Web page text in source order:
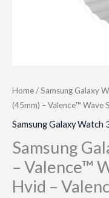
Home/Samsung Galaxy
(45mm) – Valence™ Wave
Samsung Galaxy Watch
Samsung
– Valence™
Hvid –